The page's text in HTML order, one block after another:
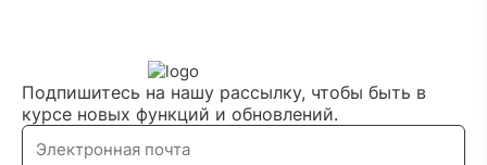
Подпишитесь на нашу рассылку, чтобы быть в
курсе новых функций и обновлений.